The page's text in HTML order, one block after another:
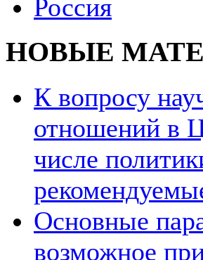
Россия
НОВЫЕ
К вопросу
отношений в
числе
Основные
возможное